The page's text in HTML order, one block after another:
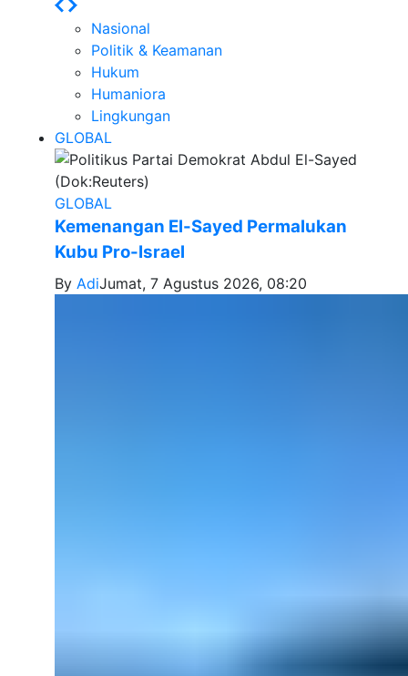
Nasional
Politik & Keamanan
Hukum
Humaniora
Lingkungan
GLOBAL
GLOBAL
Kemenangan El-Sayed Permalukan
Kubu Pro-Israel
By AdiJumat, 7 Agustus 2026, 08:20